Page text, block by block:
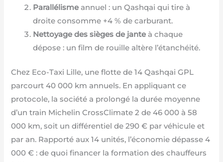
Parallélisme annuel : un Qashqai qui tire à
droite consomme +4 % de carburant.
Nettoyage des sièges de jante à chaque
dépose : un film de rouille altère l’étanchéité.
Chez Eco-Taxi Lille, une flotte de 14 Qashqai GPL
parcourt 40 000 km annuels. En appliquant ce
protocole, la société a prolongé la durée moyenne
d’un train Michelin CrossClimate 2 de 46 000 à 58
000 km, soit un différentiel de 290 € par véhicule et
par an. Rapporté aux 14 unités, l’économie dépasse 4
000 € : de quoi financer la formation des chauffeurs